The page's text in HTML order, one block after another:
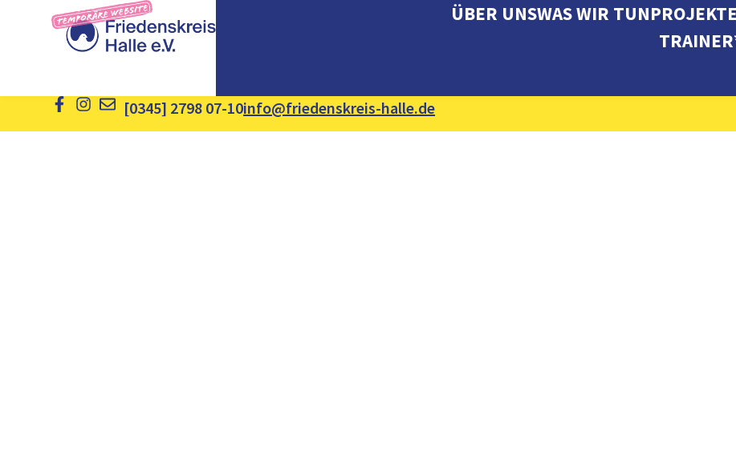
ÜBER UNSWAS WIR TUNPROJEKTE
[0345] 2798 07-10info@friedenskreis-halle.de